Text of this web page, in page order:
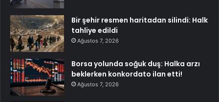
Bir şehir resmen haritadan silindi: Halk
tahliye edildi
Ağustos 7, 2026
Borsa yolunda soğuk duş: Halka arzı
beklerken konkordato ilan etti!
Ağustos 7, 2026